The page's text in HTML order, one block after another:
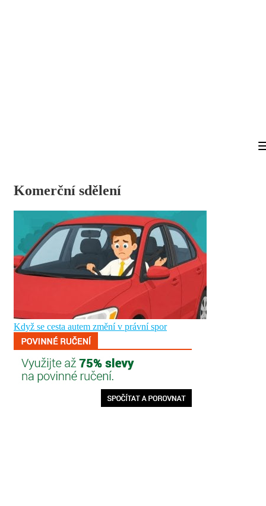
Komerční sdělení
Když se cesta autem změní v právní spor